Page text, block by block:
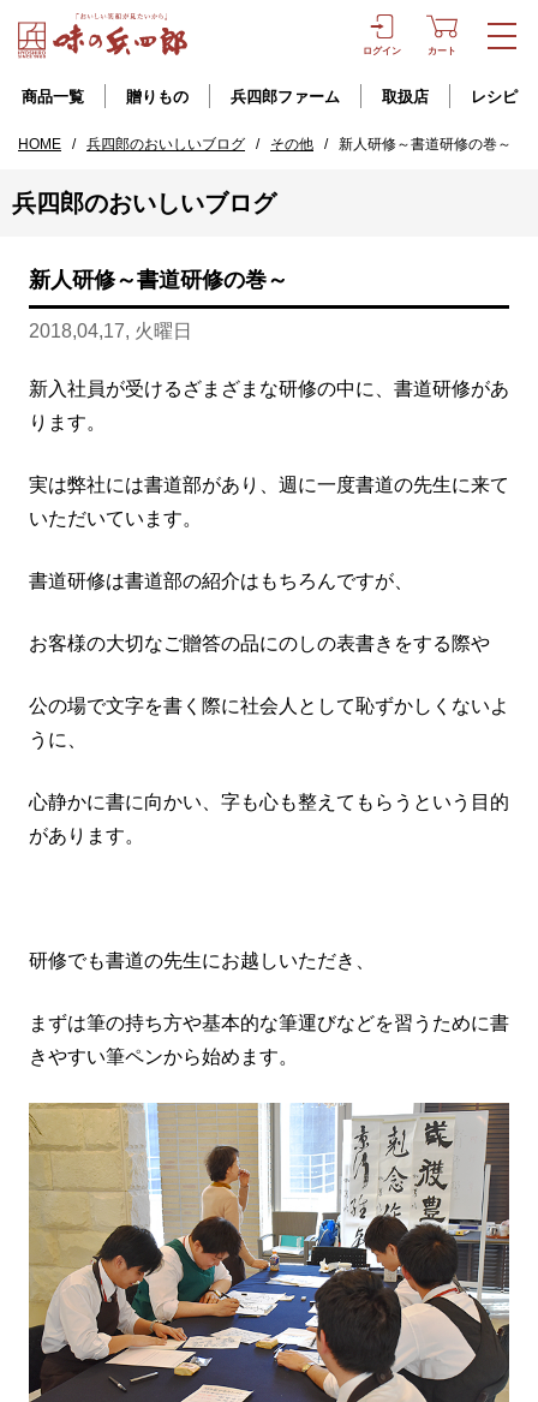
ログイン カート
商品一覧 贈りもの 兵四郎ファーム 取扱店 レシピ
HOME / 兵四郎のおいしいブログ / その他 / 新人研修～書道研修の巻～
兵四郎のおいしいブログ
新人研修～書道研修の巻～
2018,04,17, 火曜日
新入社員が受けるざまざまな研修の中に、書道研修があ
ります。
実は弊社には書道部があり、週に一度書道の先生に来て
いただいています。
書道研修は書道部の紹介はもちろんですが、
お客様の大切なご贈答の品にのしの表書きをする際や
公の場で文字を書く際に社会人として恥ずかしくないよ
うに、
心静かに書に向かい、字も心も整えてもらうという目的
があります。
研修でも書道の先生にお越しいただき、
まずは筆の持ち方や基本的な筆運びなどを習うために書
きやすい筆ペンから始めます。